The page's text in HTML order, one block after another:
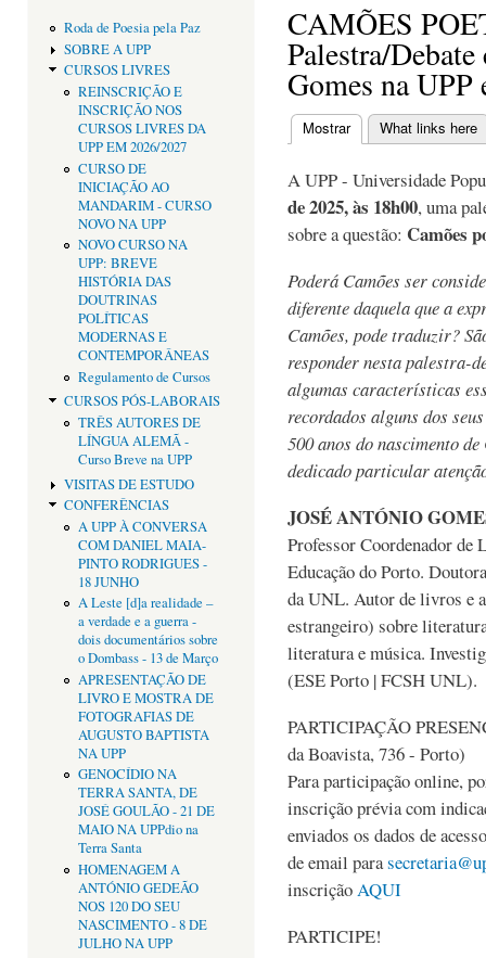
Roda de Poesia pela Paz
SOBRE A UPP
CURSOS LIVRES
REINSCRIÇÃO E
INSCRIÇÃO NOS
CURSOS LIVRES DA
UPP EM 2026/2027
CURSO DE
INICIAÇÃO AO
MANDARIM - CURSO
NOVO NA UPP
NOVO CURSO NA
UPP: BREVE
HISTÓRIA DAS
DOUTRINAS
POLÍTICAS
MODERNAS E
CONTEMPORÂNEAS
Regulamento de Cursos
CURSOS PÓS-LABORAIS
TRÊS AUTORES DE
LÍNGUA ALEMÃ -
Curso Breve na UPP
VISITAS DE ESTUDO
CONFERÊNCIAS
A UPP À CONVERSA
COM DANIEL MAIA-
PINTO RODRIGUES -
18 JUNHO
A Leste [d]a realidade –
a verdade e a guerra -
dois documentários sobre
o Dombass - 13 de Março
APRESENTAÇÃO DE
LIVRO E MOSTRA DE
FOTOGRAFIAS DE
AUGUSTO BAPTISTA
NA UPP
GENOCÍDIO NA
TERRA SANTA, DE
JOSÉ GOULÃO - 21 DE
MAIO NA UPPdio na
Terra Santa
HOMENAGEM A
ANTÓNIO GEDEÃO
NOS 120 DO SEU
NASCIMENTO - 8 DE
JULHO NA UPP
CAMÕES
Palestra/
Gomes na
Separadores
Mostrar(separador ativo)
What links here
A UPP - Universidade
de 2025, às 18h00, uma
sobre a questão: Camões
Poderá Camões ser
diferente daquela que a
Camões, pode traduzir?
responder nesta palestra-
algumas características
recordados alguns dos
500 anos do nascimento
dedicado particular
JOSÉ ANTÓNIO
Professor Coordenador de
Educação do Porto.
da UNL. Autor de livros e
estrangeiro) sobre
literatura e música.
(ESE Porto | FCSH UNL).
PARTICIPAÇÃO
da Boavista, 736 - Porto)
Para participação online,
inscrição prévia com
enviados os dados de
de email para
inscriçãoAQUI
PARTICIPE!